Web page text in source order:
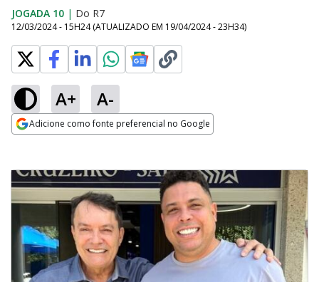
JOGADA 10 | Do R7
12/03/2024 - 15H24 (ATUALIZADO EM 19/04/2024 - 23H34)
A+ A-
Adicione como fonte preferencial no Google